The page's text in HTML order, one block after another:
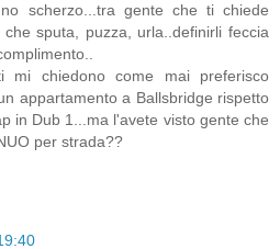
scherzo...tra gente che ti chiede
sputa, puzza, urla..definirli feccia
mi chiedono come mai preferisco
appartamento a Ballsbridge rispetto
in Dub 1...ma l'avete visto gente che
per strada??